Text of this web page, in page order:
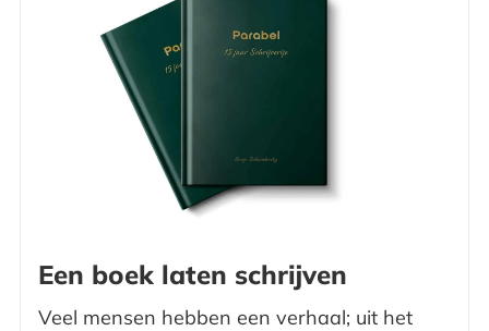
Een boek laten schrijven
Veel mensen hebben een verhaal; uit het